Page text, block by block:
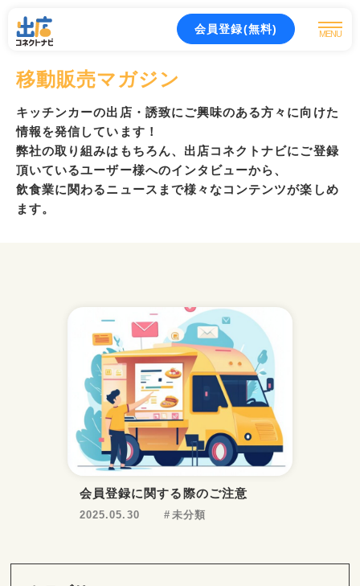
会員登録(無料) MENU
移動販売マガジン
キッチンカーの出店・誘致にご興味のある方々に向けた
情報を発信しています！
弊社の取り組みはもちろん、出店コネクトナビにご登録
頂いているユーザー様へのインタビューから、
飲食業に関わるニュースまで様々なコンテンツが楽しめ
ます。
会員登録に関する際のご注意
2025.05.30 未分類